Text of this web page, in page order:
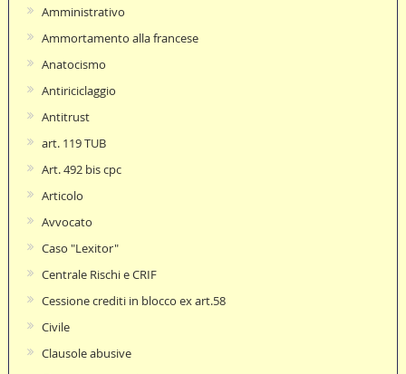
Amministrativo
Ammortamento alla francese
Anatocismo
Antiriciclaggio
Antitrust
art. 119 TUB
Art. 492 bis cpc
Articolo
Avvocato
Caso "Lexitor"
Centrale Rischi e CRIF
Cessione crediti in blocco ex art.58
Civile
Clausole abusive